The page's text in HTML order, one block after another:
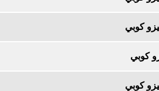
كوبي
كوبي
كوبي